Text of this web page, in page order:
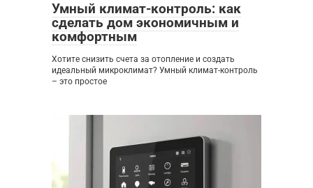
Умный климат-контроль: как
сделать дом экономичным и
комфортным
Хотите снизить счета за отопление и создать
идеальный микроклимат? Умный климат-контроль
– это простое